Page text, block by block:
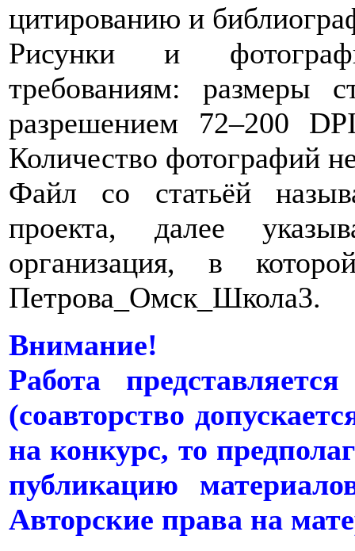
цитированию и
Рисунки и
требованиям: размеры
разрешением 72–200
Количество фотографий
Файл со статьёй
проекта, далее
организация, в
Петрова_Омск_Школа3.
Внимание!
Работа
(соавторство
на конкурс, то
публикацию
Авторские права на